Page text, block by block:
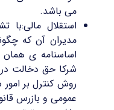
می باشد.
استقلال
مدیران آن که
اساسنامه ی
شرکا حق دخالت
روش کنترل بر
عمومی و بازرس